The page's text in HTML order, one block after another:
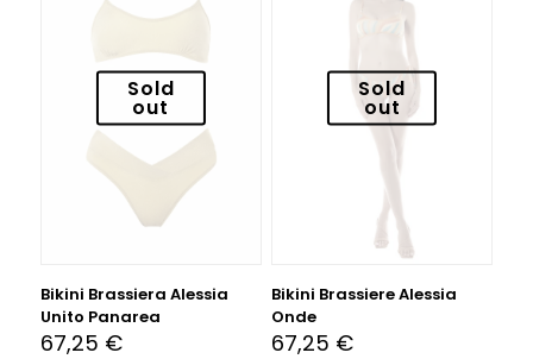
Sold
out
Bikini Brassiera Alessia
Unito Panarea
67,25 €
Sold
out
Bikini Brassiere Alessia
Onde
67,25 €